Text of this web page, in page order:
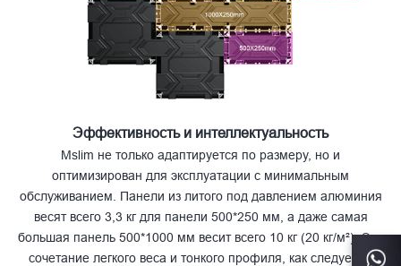
Эффективность и интеллектуальность
Mslim не только адаптируется по размеру, но и
оптимизирован для эксплуатации с минимальным
обслуживанием. Панели из литого под давлением алюминия
весят всего 3,3 кг для панели 500*250 мм, а даже самая
большая панель 500*1000 мм весит всего 10 кг (20 кг/м²). Это
сочетание легкого веса и тонкого профиля, как следует из